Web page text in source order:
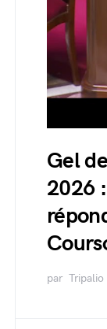
Gel
2026
par Tripalio